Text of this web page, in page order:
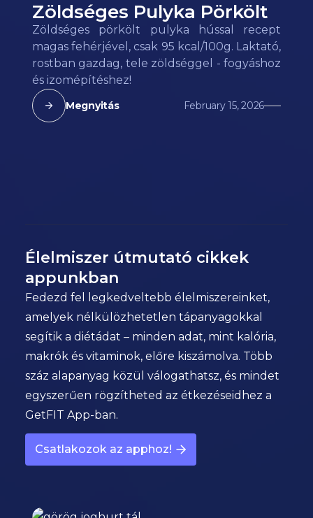
Zöldséges Pulyka Pörkölt
Zöldséges pörkölt pulyka hússal recept
magas fehérjével, csak 95 kcal/100g. Laktató,
rostban gazdag, tele zöldséggel - fogyáshoz
és izomépítéshez!
Megnyitás February 15, 2026
Élelmiszer útmutató cikkek
appunkban
Fedezd fel legkedveltebb élelmiszereinket,
amelyek nélkülözhetetlen tápanyagokkal
segítik a diétádat – minden adat, mint kalória,
makrók és vitaminok, előre kiszámolva. Több
száz alapanyag közül válogathatsz, és mindet
egyszerűen rögzítheted az étkezéseidhez a
GetFIT App-ban.
Csatlakozok az apphoz!